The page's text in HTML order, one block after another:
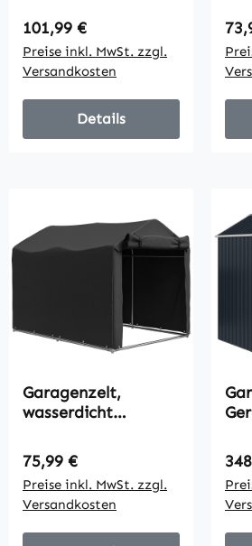
Boden, Schrägdach,
213 x 66,5 x 150 cm,
Grün
Regulärer Preis:
101,99 €
Preise inkl. MwSt. zzgl.
Versandkosten
Details
Garagenzelt,
wasserdicht
UV-beständig 220 x
157 x 165 cm
Schwarz
Regulärer Preis:
75,99 €
Preise inkl. MwSt. zzgl.
Versandkosten